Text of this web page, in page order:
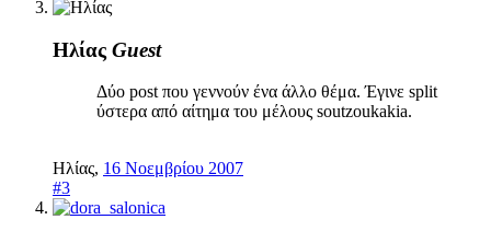
Ηλίας Guest
Δύο post που γεννούν ένα άλλο θέμα. Έγινε split
ύστερα από αίτημα του μέλους soutzoukakia.
Ηλίας, 16 Νοεμβρίου 2007
#3